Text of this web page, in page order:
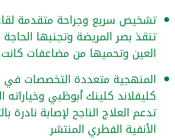
تشخيص سريع وجراحة متقدمة
تنقذ بصر المريضة وتجنبها
العين وتحميها من مضاعفات
المنهجية متعددة التخصصات
كليفلاند كلينك أبوظبي وخياراته
تدعم العلاج الناجح لإصابة نادرة
الأنفية الفطري المنتشر